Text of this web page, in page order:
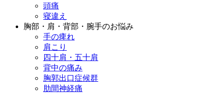
頭痛
寝違え
胸部・肩・背部・腕手のお悩み
手の痺れ
肩こり
四十肩・五十肩
背中の痛み
胸郭出口症候群
肋間神経痛